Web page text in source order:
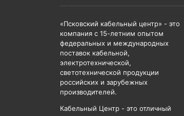
«Псковский кабельный центр» - это
компания с 15-летним опытом
федеральных и международных
поставок кабельной,
электротехнической,
светотехнической продукции
российских и зарубежных
производителей.
Кабельный Центр - это отличный